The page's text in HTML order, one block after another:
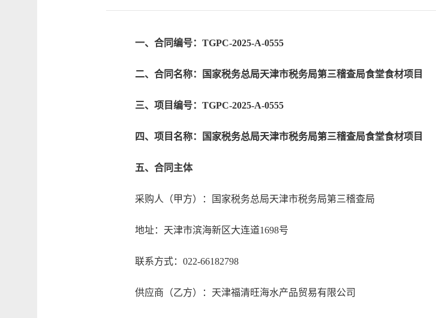
一、合同编号：TGPC-2025-A-0555
二、合同名称：国家税务总局天津市税务局第三稽查局食堂食材项目
三、项目编号：TGPC-2025-A-0555
四、项目名称：国家税务总局天津市税务局第三稽查局食堂食材项目
五、合同主体
采购人（甲方）：国家税务总局天津市税务局第三稽查局
地址：天津市滨海新区大连道1698号
联系方式：022-66182798
供应商（乙方）：天津福清旺海水产品贸易有限公司